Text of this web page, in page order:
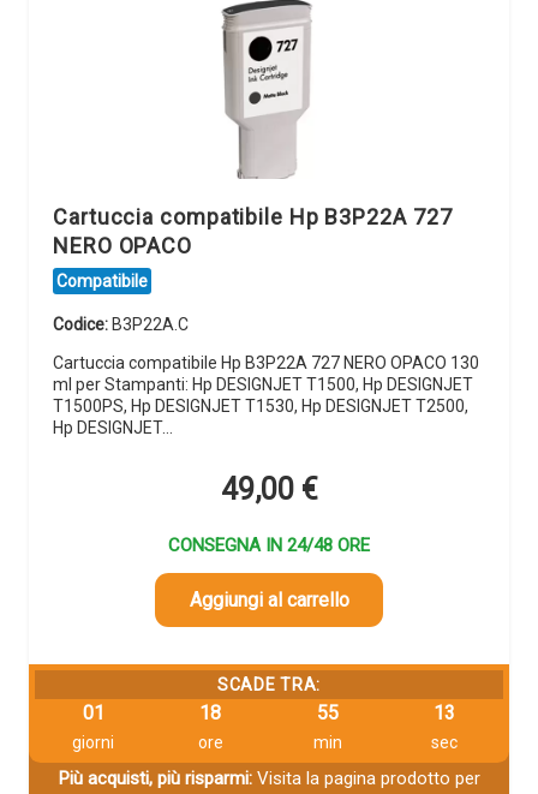
Cartuccia compatibile Hp B3P22A 727
NERO OPACO
Compatibile
Codice:B3P22A.C
Cartuccia compatibile Hp B3P22A 727 NERO OPACO 130
ml per Stampanti: Hp DESIGNJET T1500, Hp DESIGNJET
T1500PS, Hp DESIGNJET T1530, Hp DESIGNJET T2500,
Hp DESIGNJET…
49,00 €
CONSEGNA IN 24/48 ORE
Aggiungi al carrello
SCADE TRA:
01
giorni
18
ore
55
min
12
sec
Più acquisti, più risparmi:Visita la pagina prodotto per